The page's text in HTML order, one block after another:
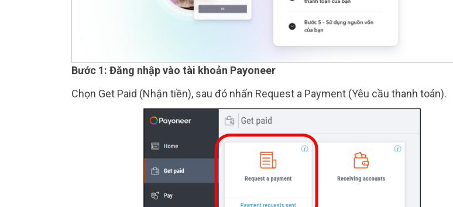
Bước 1: Đăng nhập vào tài khoản Payoneer
Chọn Get Paid (Nhận tiền), sau đó nhấn Request a Payment (Yêu cầu thanh toán).